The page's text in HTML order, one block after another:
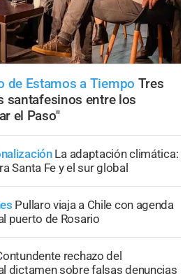
de Estamos a Tiempo Tres
santafesinos entre los
el Paso"
La adaptación climática:
Santa Fe y el sur global
Pullaro viaja a Chile con agenda
puerto de Rosario
rechazo del
dictamen sobre falsas denuncias